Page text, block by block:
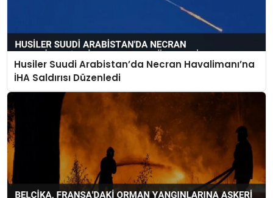
Husiler Suudi Arabistan’da Necran Havalimanı’na
İHA Saldırısı Düzenledi